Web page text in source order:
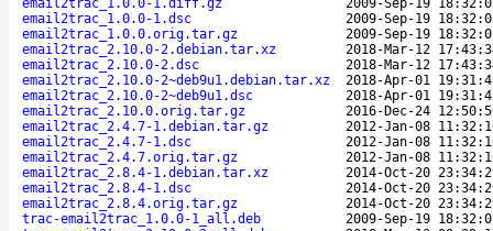
email2trac_1.0.0-1.diff.gz
2009-Sep-19
email2trac_1.0.0-1.dsc
2009-Sep-19
email2trac_1.0.0.orig.tar.gz
2009-Sep-19
email2trac_2.10.0-2.debian.tar.xz
2018-Mar-12
email2trac_2.10.0-2.dsc
2018-Mar-12
email2trac_2.10.0-2~deb9u1.debian.tar.xz
2018-Apr-01
email2trac_2.10.0-2~deb9u1.dsc
2018-Apr-01
email2trac_2.10.0.orig.tar.gz
2016-Dec-24
email2trac_2.4.7-1.debian.tar.gz
2012-Jan-08
email2trac_2.4.7-1.dsc
2012-Jan-08
email2trac_2.4.7.orig.tar.gz
2012-Jan-08
email2trac_2.8.4-1.debian.tar.xz
2014-Oct-20
email2trac_2.8.4-1.dsc
2014-Oct-20
email2trac_2.8.4.orig.tar.gz
2014-Oct-20
trac-email2trac_1.0.0-1_all.deb
2009-Sep-19